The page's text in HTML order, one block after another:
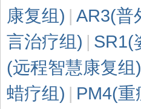
康复组) | AR3(普
言治疗组) | SR1(
(远程智慧康复组)
蜡疗组) | PM4(